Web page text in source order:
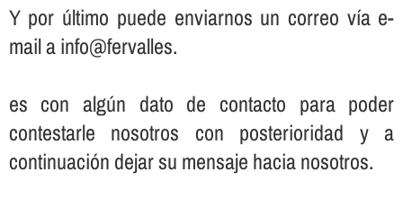
Y por último puede enviarnos un correo ví­a e-
mail a info@fervalles.
es con algún dato de contacto para poder
contestarle nosotros con posterioridad y a
continuación dejar su mensaje hacia nosotros.